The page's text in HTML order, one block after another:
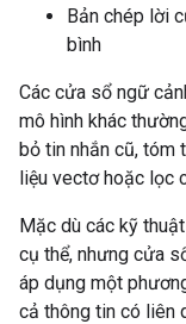
Bản chép lời
bình
Các cửa sổ ngữ
mô hình khác
bỏ tin nhắn cũ, tóm
liệu vectơ hoặc lọc
Mặc dù các kỹ
cụ thể, nhưng cửa
áp dụng một
cả thông tin có liên